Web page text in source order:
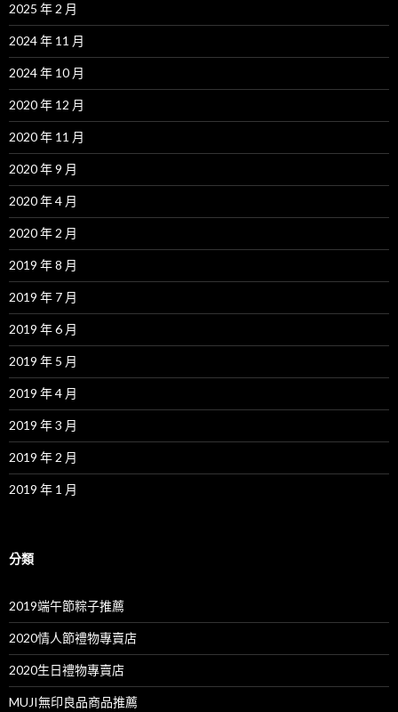
2025 年 2 月
2024 年 11 月
2024 年 10 月
2020 年 12 月
2020 年 11 月
2020 年 9 月
2020 年 4 月
2020 年 2 月
2019 年 8 月
2019 年 7 月
2019 年 6 月
2019 年 5 月
2019 年 4 月
2019 年 3 月
2019 年 2 月
2019 年 1 月
分類
2019端午節粽子推薦
2020情人節禮物專賣店
2020生日禮物專賣店
MUJI無印良品商品推薦